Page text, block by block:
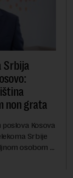
Srbija
non grata
Kosova
Srbije
osobom i